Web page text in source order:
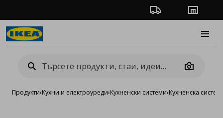
Проследяване на
Camera
Продукти›Кухни и електроуреди›Кухненски системи›Кухненска